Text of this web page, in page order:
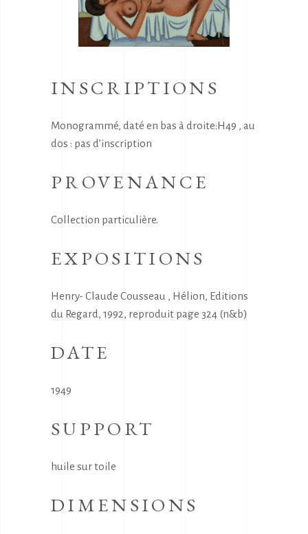
INSCRIPTIONS
Monogrammé, daté en bas à droite:H49 , au
dos : pas d’inscription
PROVENANCE
Collection particulière.
EXPOSITIONS
Henry- Claude Cousseau , Hélion, Editions
du Regard, 1992, reproduit page 324 (n&b)
DATE
1949
SUPPORT
huile sur toile
DIMENSIONS